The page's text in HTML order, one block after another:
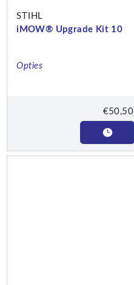
STIHL
iMOW® Upgrade Kit 10
Opties
€50,50